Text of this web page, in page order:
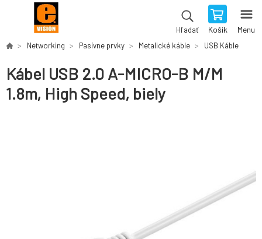
Hľadať Košík Menu
Networking Pasívne prvky Metalické káble USB Káble
Kábel USB 2.0 A-MICRO-B M/M
1.8m, High Speed, biely